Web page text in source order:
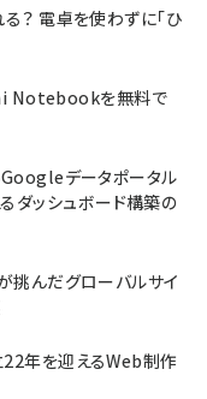
？ 電卓を使わずに「ひ
Notebookを無料で
データポータル
ダッシュボード構築の
挑んだグローバルサイ
年を迎えるWeb制作